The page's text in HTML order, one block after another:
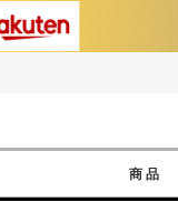
商品